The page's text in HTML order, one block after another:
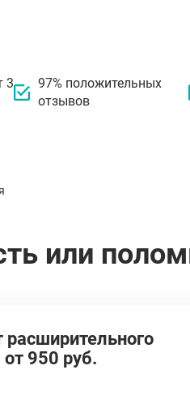
3
97% положительных
отзывов
или
расширительного
950 руб.